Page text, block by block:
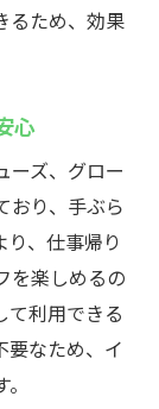
るため、効果
心
ーズ、グロー
おり、手ぶら
、仕事帰り
を楽しめるの
て利用できる
要なため、イ